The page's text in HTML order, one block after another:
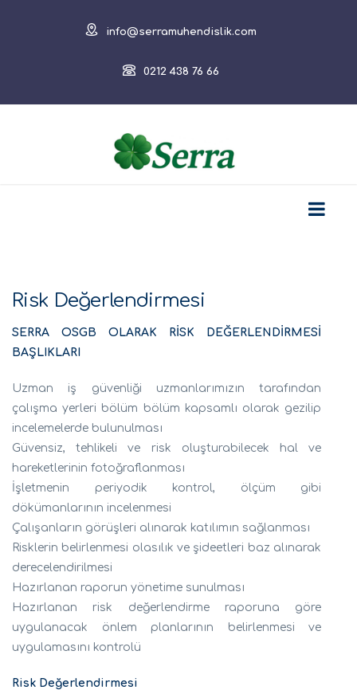
info@serramuhendislik.com
0212 438 76 66
Risk Değerlendirmesi
SERRA OSGB OLARAK RİSK DEĞERLENDİRMESİ
BAŞLIKLARI
Uzman iş güvenliği uzmanlarımızın tarafından
çalışma yerleri bölüm bölüm kapsamlı olarak gezilip
incelemelerde bulunulması
Güvensiz, tehlikeli ve risk oluşturabilecek hal ve
hareketlerinin fotoğraflanması
İşletmenin periyodik kontrol, ölçüm gibi
dökümanlarının incelenmesi
Çalışanların görüşleri alınarak katılımın sağlanması
Risklerin belirlenmesi olasılık ve şideetleri baz alınarak
derecelendirilmesi
Hazırlanan raporun yönetime sunulması
Hazırlanan risk değerlendirme raporuna göre
uygulanacak önlem planlarının belirlenmesi ve
uygulamasını kontrolü
Risk Değerlendirmesi